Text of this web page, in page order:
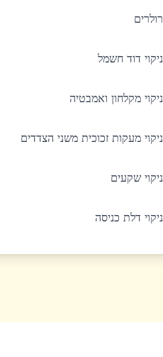
רולרים
ניקוי דוד חשמל
ניקוי מקלחון ואמבטיה
ניקוי מעקות זכוכית משני הצדדים
ניקוי שקעים
ניקוי דלת כניסה